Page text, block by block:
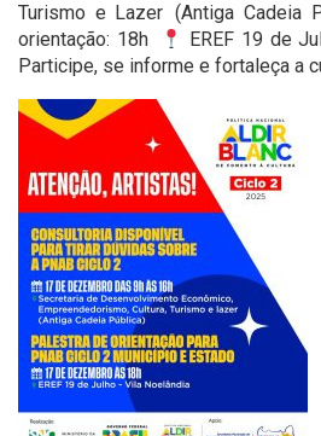
Turismo e Lazer (Antiga Cadeia
orientação: 18h
EREF 19 de
Participe, se informe e fortaleça a